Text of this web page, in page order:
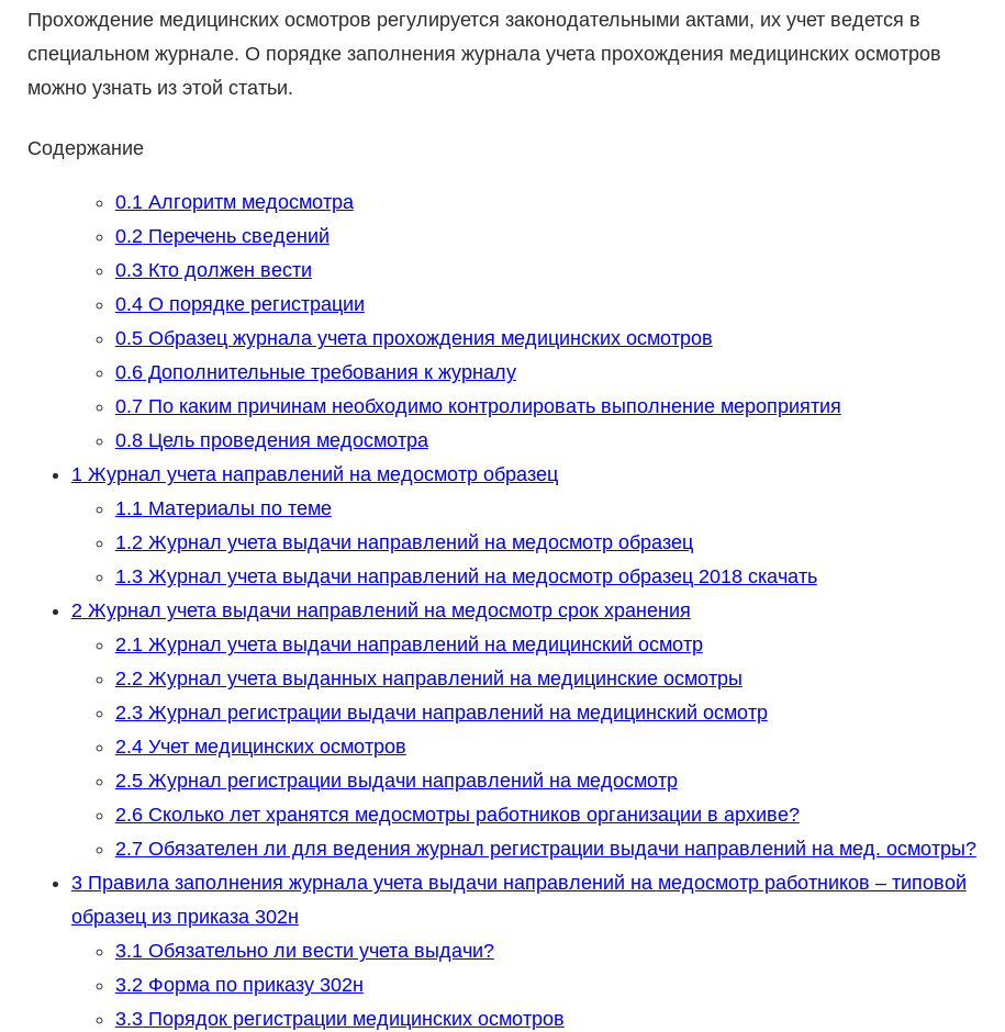
Прохождение медицинских осмотров регулируется законодательными актами, их учет ведется в
специальном журнале. О порядке заполнения журнала учета прохождения медицинских осмотров
можно узнать из этой статьи.
Содержание
0.1Алгоритм медосмотра
0.2Перечень сведений
0.3Кто должен вести
0.4О порядке регистрации
0.5Образец журнала учета прохождения медицинских осмотров
0.6Дополнительные требования к журналу
0.7По каким причинам необходимо контролировать выполнение мероприятия
0.8Цель проведения медосмотра
1Журнал учета направлений на медосмотр образец
1.1Материалы по теме
1.2Журнал учета выдачи направлений на медосмотр образец
1.3Журнал учета выдачи направлений на медосмотр образец 2018 скачать
2Журнал учета выдачи направлений на медосмотр срок хранения
2.1Журнал учета выдачи направлений на медицинский осмотр
2.2Журнал учета выданных направлений на медицинские осмотры
2.3Журнал регистрации выдачи направлений на медицинский осмотр
2.4Учет медицинских осмотров
2.5Журнал регистрации выдачи направлений на медосмотр
2.6Сколько лет хранятся медосмотры работников организации в архиве?
2.7Обязателен ли для ведения журнал регистрации выдачи направлений на мед. осмотры?
3Правила заполнения журнала учета выдачи направлений на медосмотр работников – типовой
образец из приказа 302н
3.1Обязательно ли вести учета выдачи?
3.2Форма по приказу 302н
3.3Порядок регистрации медицинских осмотров